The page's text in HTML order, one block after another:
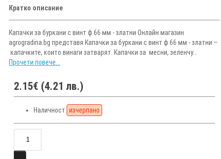
Кратко описание
Капачки за буркани с винт ф 66 мм - златни Онлайн магазин
agrogradina.bg представя Капачки за буркани с винт ф 66 мм - златни –
капачките, които винаги затварят. Капачки за месни, зеленчу...
Прочети повече...
2.15€ (4.21 лв.)
Наличност изчерпано